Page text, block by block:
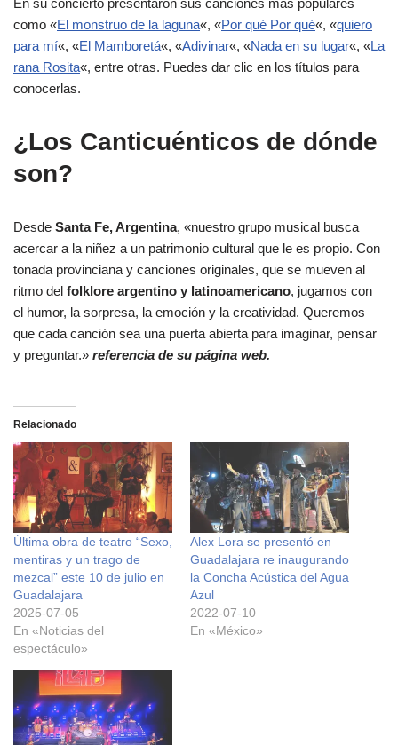
En su concierto presentaron sus canciones más populares
como «El monstruo de la laguna«, «Por qué Por qué«, «quiero
para mí«, «El Mamboretá«, «Adivinar«, «Nada en su lugar«, «La
rana Rosita«, entre otras. Puedes dar clic en los títulos para
conocerlas.
¿Los Canticuénticos de dónde
son?
Desde Santa Fe, Argentina, «nuestro grupo musical busca
acercar a la niñez a un patrimonio cultural que le es propio. Con
tonada provinciana y canciones originales, que se mueven al
ritmo del folklore argentino y latinoamericano, jugamos con
el humor, la sorpresa, la emoción y la creatividad. Queremos
que cada canción sea una puerta abierta para imaginar, pensar
y preguntar.» referencia de su página web.
Relacionado
Última obra de teatro “Sexo,
mentiras y un trago de
mezcal” este 10 de julio en
Guadalajara
2025-07-05
En «Noticias del
espectáculo»
Alex Lora se presentó en
Guadalajara re inaugurando
la Concha Acústica del Agua
Azul
2022-07-10
En «México»